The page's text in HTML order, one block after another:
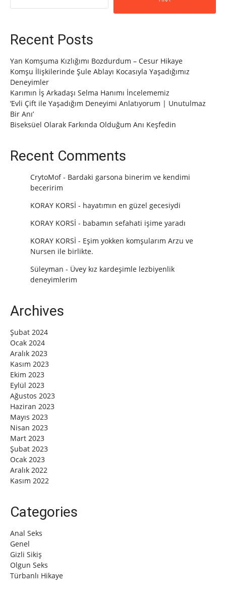
Recent Posts
Yan Komşuma Kızlığımı Bozdurdum – Cesur Hikaye
Komşu İlişkilerinde Şule Ablayı Kocasıyla Yaşadığımız
Deneyimler
Karımın İş Arkadaşı Selma Hanımı İncelememiz
‘Evli Çift ile Yaşadığım Deneyimi Anlatıyorum | Unutulmaz
Bir Anı’
Biseksüel Olarak Farkında Olduğum Anı Keşfedin
Recent Comments
CrytoMof- Bardaki garsona binerim ve kendimi
beceririm
KORAY KORSİ - hayatımın en güzel gecesiydi
KORAY KORSİ - babamın sefahati işime yaradı
KORAY KORSİ - Eşim yokken komşularım Arzu ve
Nursen ile birlikte.
Süleyman - Üvey kız kardeşimle lezbiyenlik
deneyimlerim
Archives
Şubat 2024
Ocak 2024
Aralık 2023
Kasım 2023
Ekim 2023
Eylül 2023
Ağustos 2023
Haziran 2023
Mayıs 2023
Nisan 2023
Mart 2023
Şubat 2023
Ocak 2023
Aralık 2022
Kasım 2022
Categories
Anal Seks
Genel
Gizli Sikiş
Olgun Seks
Türbanlı Hikaye